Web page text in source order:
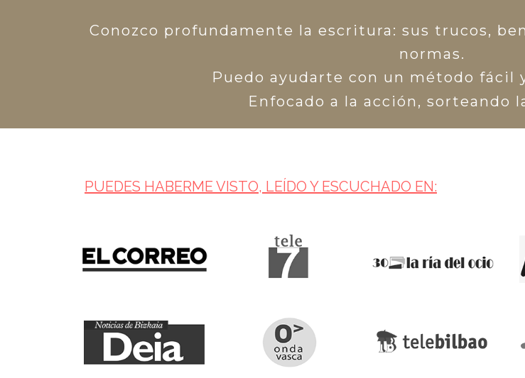
Conozco profundamente la escritura: sus trucos,
normas.
Puedo ayudarte con un método fácil
Enfocado a la acción, sorteando
PUEDES HABERME VISTO, LEÍDO Y ESCUCHADO EN: